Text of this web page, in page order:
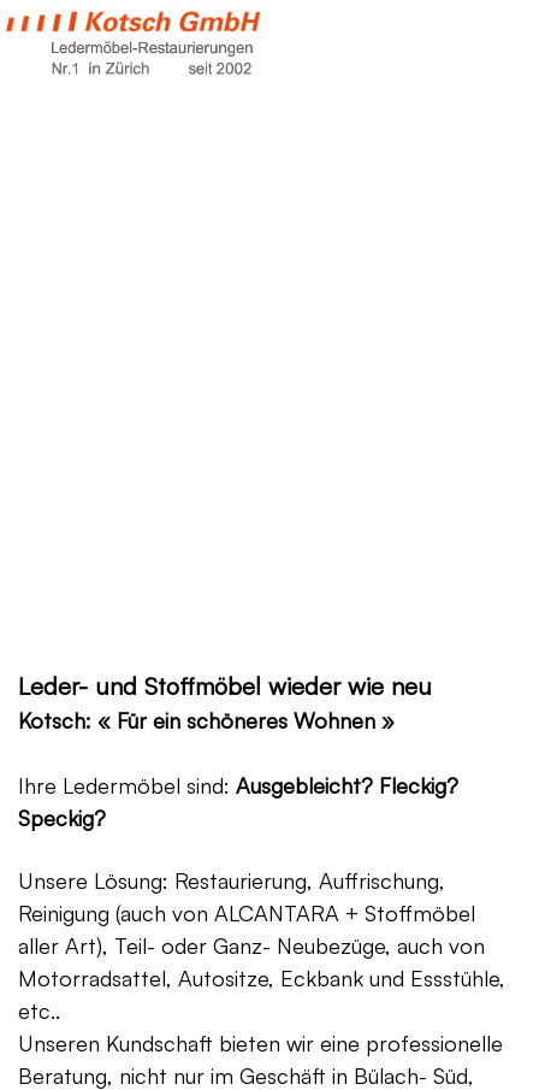
Leder- und Stoffmöbel wieder wie neu
Kotsch: « Für ein schöneres Wohnen »
Ihre Ledermöbel sind: Ausgebleicht? Fleckig?
Speckig?
Unsere Lösung: Restaurierung, Auffrischung,
Reinigung (auch von ALCANTARA + Stoffmöbel
aller Art), Teil- oder Ganz- Neubezüge, auch von
Motorradsattel, Autositze, Eckbank und Essstühle,
etc..
Unseren Kundschaft bieten wir eine professionelle
Beratung, nicht nur im Geschäft in Bülach- Süd,